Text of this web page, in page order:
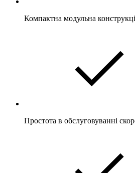
Компактна модульна
Простота в обслуговуванні